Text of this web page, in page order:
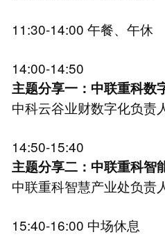
11:30-14:00 午餐、午休
14:00-14:50
主题分享一：中联重科数
中科云谷业财数字化负责
14:50-15:40
主题分享二：中联重科智
中联重科智慧产业处负责
15:40-16:00 中场休息